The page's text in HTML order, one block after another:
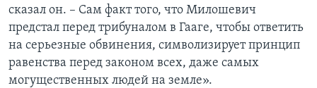
сказал он. – Сам факт того, что Милошевич
предстал перед трибуналом в Гааге, чтобы ответить
на серьезные обвинения, символизирует принцип
равенства перед законом всех, даже самых
могущественных людей на земле».